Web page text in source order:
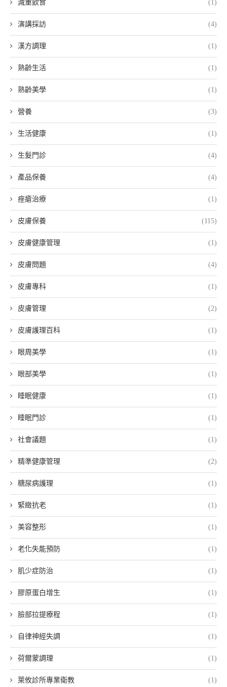
減重飲食 (1)
演講採訪 (4)
漢方調理 (1)
熟齡生活 (1)
熟齡美學 (1)
營養 (3)
生活健康 (1)
生髮門診 (4)
產品保養 (4)
痤瘡治療 (1)
皮膚保養 (115)
皮膚健康管理 (1)
皮膚問題 (4)
皮膚專科 (1)
皮膚管理 (2)
皮膚護理百科 (1)
眼周美學 (1)
眼部美學 (1)
睡眠健康 (1)
睡眠門診 (1)
社會議題 (1)
精準健康管理 (2)
糖尿病護理 (1)
緊緻抗老 (1)
美容整形 (1)
老化失能預防 (1)
肌少症防治 (1)
膠原蛋白增生 (1)
臉部拉提療程 (1)
自律神經失調 (1)
荷爾蒙調理 (1)
萊攸診所專業衛教 (1)